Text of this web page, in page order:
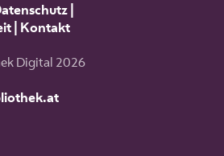
|
| Kontakt
Digital 2026